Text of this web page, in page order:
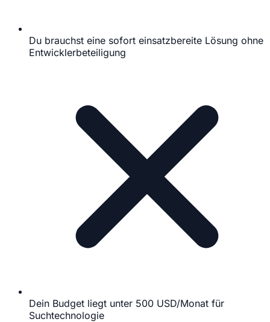
Du brauchst eine sofort einsatzbereite Lösung ohne
Entwicklerbeteiligung
Dein Budget liegt unter 500 USD/Monat für
Suchtechnologie